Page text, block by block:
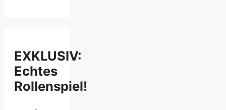
EXKLUSIV:
Echtes
Rollenspiel!